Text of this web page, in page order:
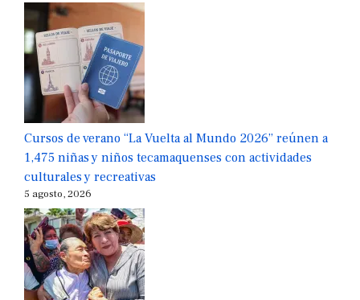
Cursos de verano “La Vuelta al Mundo 2026” reúnen a
1,475 niñas y niños tecamaquenses con actividades
culturales y recreativas
5 agosto, 2026